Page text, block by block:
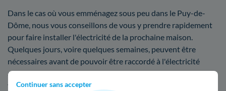
Continuer sans accepter
Dans le cas où vous emménagez sous peu dans le Puy-de-
Dôme, nous vous conseillons de vous y prendre rapidement
pour faire installer l'électricité de la prochaine maison.
Quelques jours, voire quelques semaines, peuvent être
nécessaires avant de pouvoir être raccordé à l'électricité
après la mise en route de votre compteur à Lempdes. Nous
vous avons regroupé dans la grille ci-dessous les divers coûts